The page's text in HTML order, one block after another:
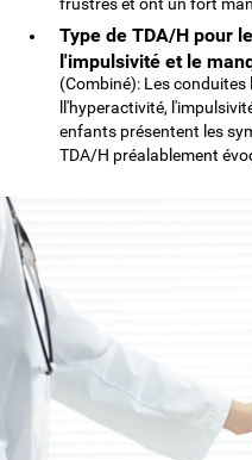
Type de TDA/H pour
l'impulsivité et le
(Combiné): Les
ll'hyperactivité,
enfants présentent les
TDA/H préalablement